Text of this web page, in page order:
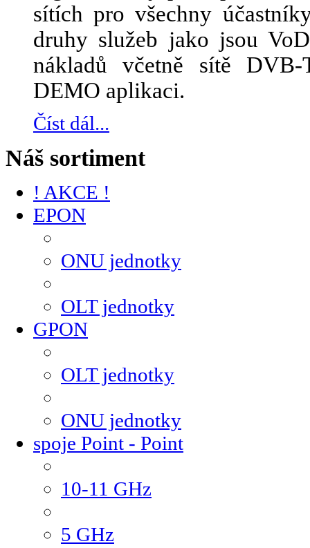
sítích pro všechny
druhy služeb jako jsou
nákladů včetně sítě
DEMO aplikaci.
Číst dál...
Náš sortiment
! AKCE !
EPON
ONU jednotky
OLT jednotky
GPON
OLT jednotky
ONU jednotky
spoje Point - Point
10-11 GHz
5 GHz